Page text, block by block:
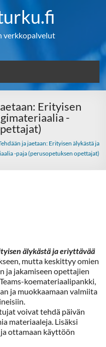
verkkopalvelut
Erityisen
-
ja jaetaan: Erityisen älykästä ja
-paja (perusopetuksen opettajat)
älykästä ja eriyttävää
mutta keskittyy omien
ja jakamiseen opettajien
koemateriaalipankki,
ja muokkaamaan valmiita
voivat tehdä päivän
materiaaleja. Lisäksi
ottamaan käyttöön